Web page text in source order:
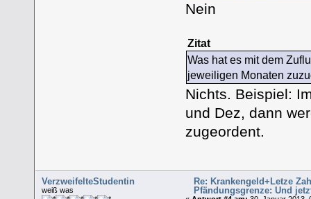
Nein
Zitat
Was hat es mit dem
jeweiligen Monaten
Nichts. Beispiel:
und Dez, dann
zugeordent.
VerzweifelteStudentin
weiß was
Re: Krankengeld+Letze
Pfändungsgrenze: Und